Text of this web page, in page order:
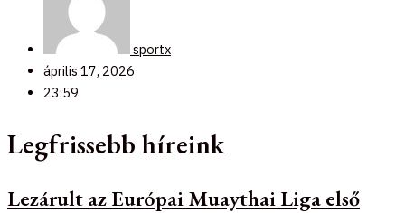
sportx
április 17, 2026
23:59
Legfrissebb híreink
Lezárult az Európai Muaythai Liga első